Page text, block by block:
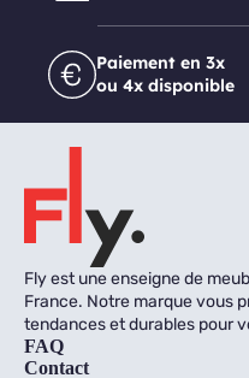
Paiement en 3x
ou 4x disponible
Fly est une enseigne de
France. Notre marque vous
tendances et durables pour
FAQ
Contact